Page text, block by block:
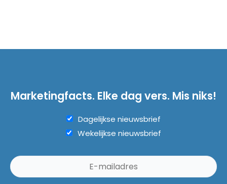
Marketingfacts. Elke dag vers. Mis niks!
Dagelijkse nieuwsbrief
Wekelijkse nieuwsbrief